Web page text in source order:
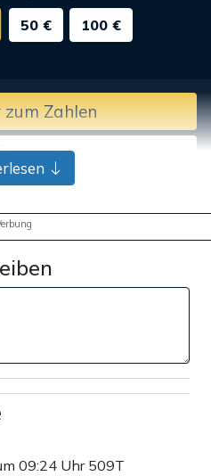
50 € 100 €
Zahlen
09:24 Uhr 509T